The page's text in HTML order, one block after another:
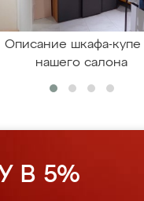
Описание шкафа-купе
нашего салона
В 5%